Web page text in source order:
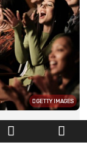
GETTY IMAGES